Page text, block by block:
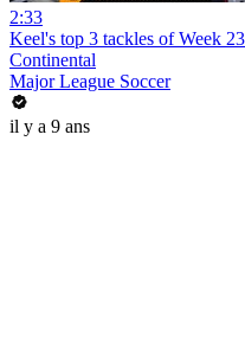
2:33
Keel's top 3 tackles of Week
Continental
Major League Soccer
il y a 9 ans